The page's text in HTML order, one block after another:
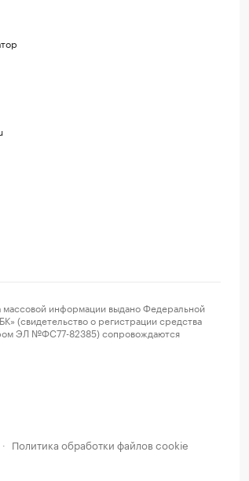
информации выдано Федеральной
(свидетельство о регистрации средства
ЭЛ №ФС77-82385) сопровождаются
· Политика обработки файлов cookie